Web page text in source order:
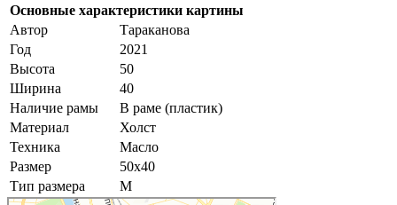
Основные характеристики картины
Автор
Тараканова
Год
2021
Высота
50
Ширина
40
Наличие рамы
В раме (пластик)
Материал
Холст
Техника
Масло
Размер
50х40
Тип размера
M